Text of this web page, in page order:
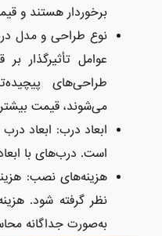
برخوردار هستند و
نوع طراحی و مدل
عوامل تأثیرگذار
طراحی‌های
می‌شوند، قیمت
ابعاد درب: ابعاد درب
است. درب‌های با
هزینه‌های نصب:
نظر گرفته شود.
به‌صورت جداگانه